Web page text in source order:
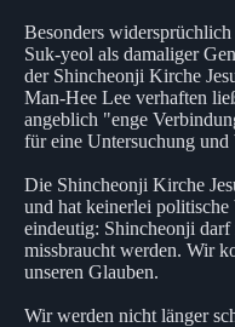
Besonders widersprüchlich
Suk-yeol als damaliger
der Shincheonji Kirche
Man-Hee Lee verhaften
angeblich "enge
für eine Untersuchung
Die Shincheonji Kirche
und hat keinerlei
eindeutig: Shincheonji
missbraucht werden. Wir
unseren Glauben.
Wir werden nicht länger